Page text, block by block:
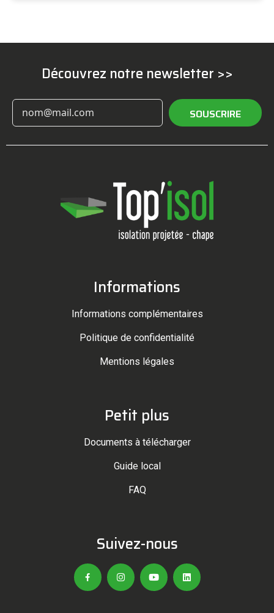
Découvrez notre newsletter >>
SOUSCRIRE
Informations
Informations complémentaires
Politique de confidentialité
Mentions légales
Petit plus
Documents à télécharger
Guide local
FAQ
Suivez-nous